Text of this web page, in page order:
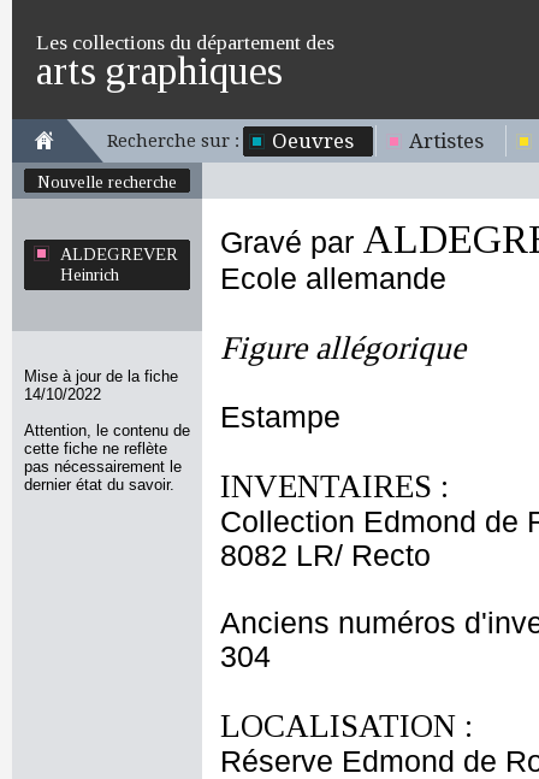
Les collections du département des
arts graphiques
Recherche sur : Oeuvres Artistes
Nouvelle recherche
ALDEGREVER
Heinrich
Mise à jour de la fiche
14/10/2022
Attention, le contenu de
cette fiche ne reflète
pas nécessairement le
dernier état du savoir.
Gravé par
Ecole allemande
Figure allégorique
Estampe
INVENTAIRES :
Collection Edmond de
8082 LR/ Recto
Anciens numéros
304
LOCALISATION :
Réserve Edmond de